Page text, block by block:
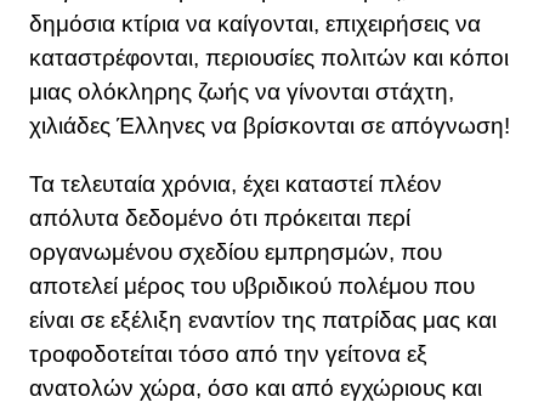
δημόσια κτίρια να καίγονται, επιχειρήσεις να
καταστρέφονται, περιουσίες πολιτών και κόποι
μιας ολόκληρης ζωής να γίνονται στάχτη,
χιλιάδες Έλληνες να βρίσκονται σε απόγνωση!
Τα τελευταία χρόνια, έχει καταστεί πλέον
απόλυτα δεδομένο ότι πρόκειται περί
οργανωμένου σχεδίου εμπρησμών, που
αποτελεί μέρος του υβριδικού πολέμου που
είναι σε εξέλιξη εναντίον της πατρίδας μας και
τροφοδοτείται τόσο από την γείτονα εξ
ανατολών χώρα, όσο και από εγχώριους και